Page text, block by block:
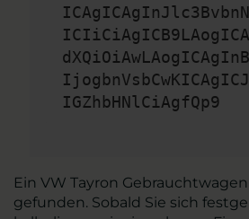
IGZhbHNlCiAgfQp9
Ein VW Tayron
gefunden. Sobald Sie sich